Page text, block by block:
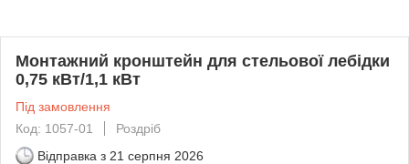
Монтажний кронштейн для стельової лебідки
0,75 кВт/1,1 кВт
Під замовлення
Код: 1057-01
Роздріб
Відправка з 21 серпня 2026